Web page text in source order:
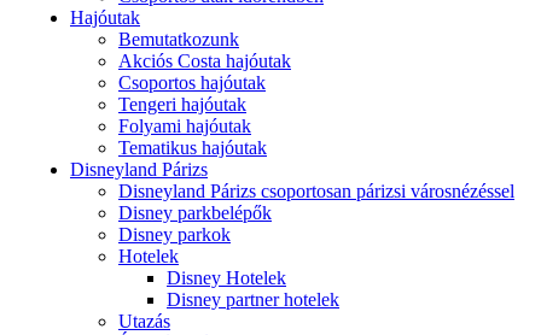
Hajóutak
Bemutatkozunk
Akciós Costa hajóutak
Csoportos hajóutak
Tengeri hajóutak
Folyami hajóutak
Tematikus hajóutak
Disneyland Párizs
Disneyland Párizs csoportosan párizsi városnézéssel
Disney parkbelépők
Disney parkok
Hotelek
Disney Hotelek
Disney partner hotelek
Utazás